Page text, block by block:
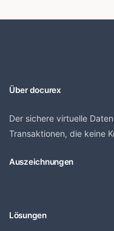
Über docurex
Der sichere virtuelle
Transaktionen, die keine
Auszeichnungen
Lösungen